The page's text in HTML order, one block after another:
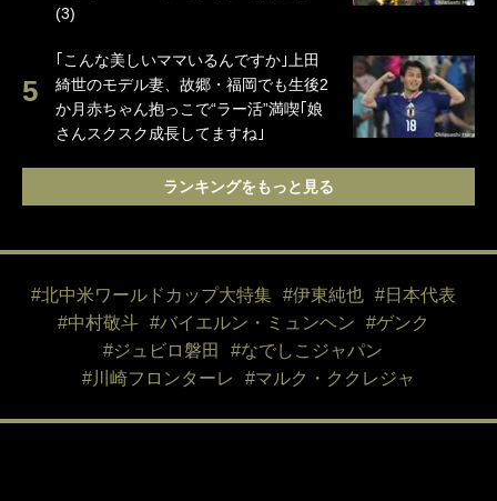
(3)
｢こんな美しいママいるんですか｣上田
綺世のモデル妻、故郷・福岡でも生後2
か月赤ちゃん抱っこで“ラー活”満喫｢娘
さんスクスク成長してますね｣
ランキングをもっと見る
#北中米ワールドカップ大特集 #伊東純也
#日本代表
#中村敬斗
#バイエルン・ミュンヘン
#ゲンク
#ジュビロ磐田
#なでしこジャパン
#川崎フロンターレ
#マルク・ククレジャ